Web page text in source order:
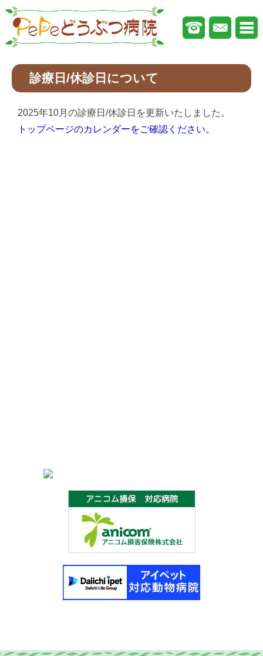
診療日/休診日について
2025年10月の診療日/休診日を更新いたしました。
トップページのカレンダーをご確認ください。